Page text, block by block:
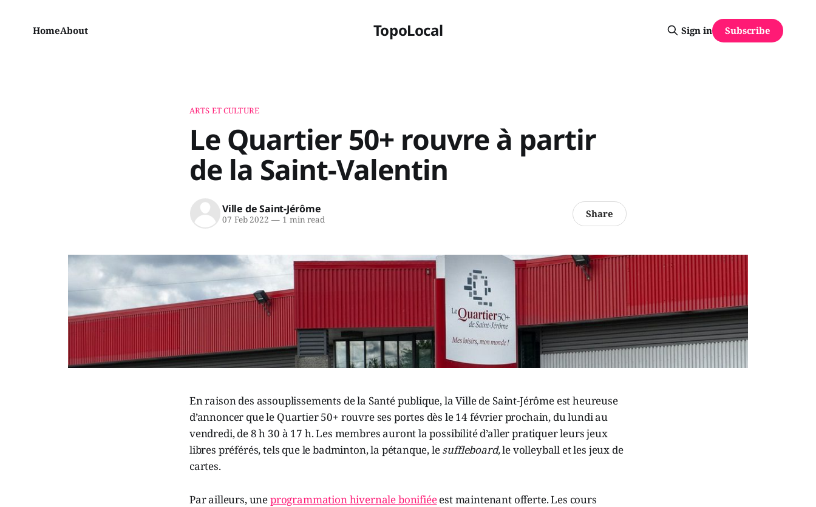
TopoLocal
HomeAbout Sign in Subscribe
ARTS ET CULTURE
Le Quartier 50+ rouvre à partir
de la Saint-Valentin
Ville de Saint-Jérôme
07 Feb 2022 —1 min read Share
En raison des assouplissements de la Santé publique, la Ville de Saint-Jérôme est heureuse
d’annoncer que le Quartier 50+ rouvre ses portes dès le 14 février prochain, du lundi au
vendredi, de 8 h 30 à 17 h. Les membres auront la possibilité d’aller pratiquer leurs jeux
libres préférés, tels que le badminton, la pétanque, lesuffleboard,le volleyball et les jeux de
cartes.
Par ailleurs, uneprogrammation hivernale bonifiéeest maintenant offerte. Les cours